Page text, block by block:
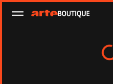
Ouvrir le menu